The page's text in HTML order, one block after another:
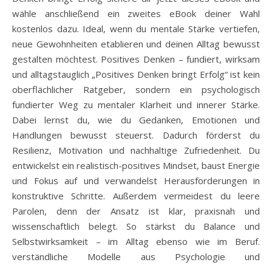
wähle anschließend ein zweites eBook deiner Wahl
kostenlos dazu. Ideal, wenn du mentale Stärke vertiefen,
neue Gewohnheiten etablieren und deinen Alltag bewusst
gestalten möchtest. Positives Denken – fundiert, wirksam
und alltagstauglich „Positives Denken bringt Erfolg“ ist kein
oberflächlicher Ratgeber, sondern ein psychologisch
fundierter Weg zu mentaler Klarheit und innerer Stärke.
Dabei lernst du, wie du Gedanken, Emotionen und
Handlungen bewusst steuerst. Dadurch förderst du
Resilienz, Motivation und nachhaltige Zufriedenheit. Du
entwickelst ein realistisch-positives Mindset, baust Energie
und Fokus auf und verwandelst Herausforderungen in
konstruktive Schritte. Außerdem vermeidest du leere
Parolen, denn der Ansatz ist klar, praxisnah und
wissenschaftlich belegt. So stärkst du Balance und
Selbstwirksamkeit – im Alltag ebenso wie im Beruf.
verständliche Modelle aus Psychologie und